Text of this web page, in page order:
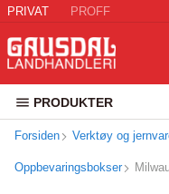
PRIVAT PROFF
PRODUKTER
Forsiden Verktøy og
Oppbevaringsbokser